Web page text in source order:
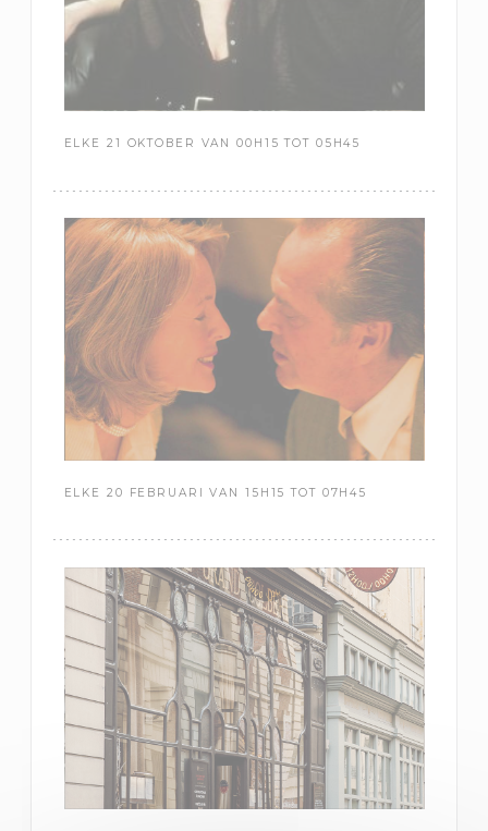
ELKE 21 OKTOBER VAN 00H15 TOT 05H45
ELKE 20 FEBRUARI VAN 15H15 TOT 07H45